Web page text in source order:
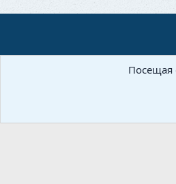
Посещая